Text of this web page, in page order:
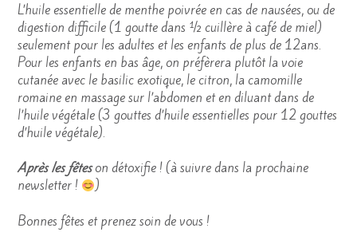
L’huile essentielle de menthe poivrée en cas de nausées, ou de
digestion difficile (1 goutte dans ½ cuillère à café de miel)
seulement pour les adultes et les enfants de plus de 12ans.
Pour les enfants en bas âge, on préfèrera plutôt la voie
cutanée avec le basilic exotique, le citron, la camomille
romaine en massage sur l’abdomen et en diluant dans de
l’huile végétale (3 gouttes d’huile essentielles pour 12 gouttes
d’huile végétale).
Après les fêtes on détoxifie ! (à suivre dans la prochaine
newsletter !
)
Bonnes fêtes et prenez soin de vous !